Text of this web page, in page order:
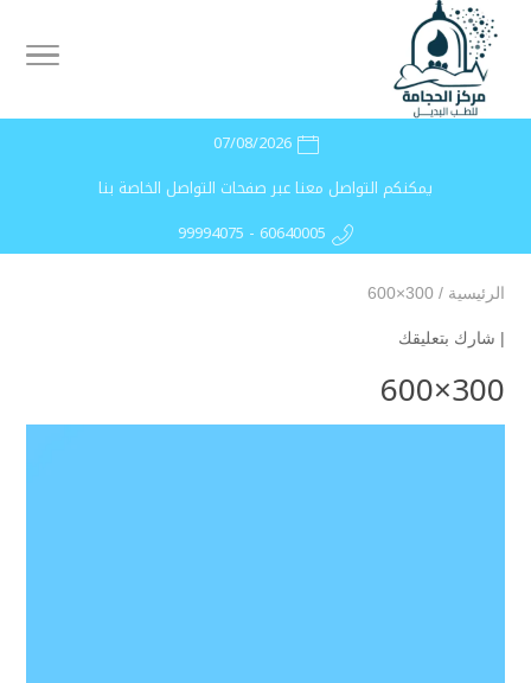
07/08/2026
يمكنكم التواصل معنا عبر صفحات التواصل الخاصة بنا
99994075 - 60640005
الرئيسية /
300×600
| شارك بتعليقك
300×600